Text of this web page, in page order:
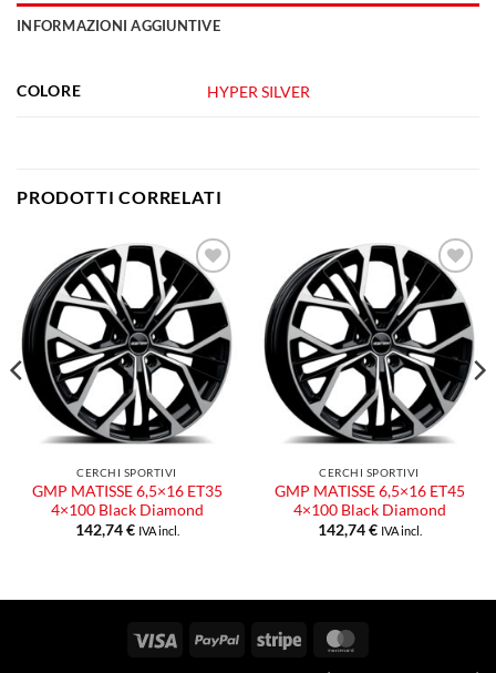
INFORMAZIONI AGGIUNTIVE
COLORE HYPER SILVER
PRODOTTI CORRELATI
Aggiungi
alla lista
dei
desideri
CERCHI SPORTIVI
GMP MATISSE 6,5×16 ET35
4×100 Black Diamond
142,74€ IVA incl.
Aggiungi
alla lista
dei
desideri
CERCHI SPORTIVI
GMP MATISSE 6,5×16 ET45
4×100 Black Diamond
142,74€ IVA incl.
Visa PayPal Stripe